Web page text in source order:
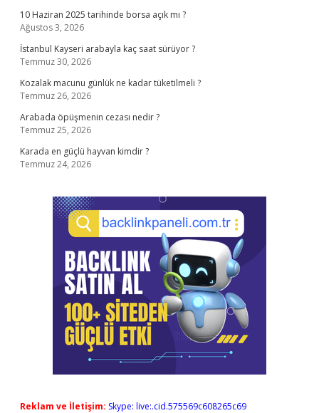
10 Haziran 2025 tarihinde borsa açık mı ?
Ağustos 3, 2026
İstanbul Kayseri arabayla kaç saat sürüyor ?
Temmuz 30, 2026
Kozalak macunu günlük ne kadar tüketilmeli ?
Temmuz 26, 2026
Arabada öpüşmenin cezası nedir ?
Temmuz 25, 2026
Karada en güçlü hayvan kimdir ?
Temmuz 24, 2026
Reklam ve İletişim: Skype: live:.cid.575569c608265c69